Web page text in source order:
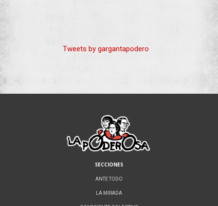
Tweets by gargantapodero
SECCIONES
ANTE TODO
LA MIRADA